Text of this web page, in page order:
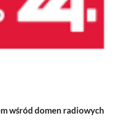
wśród domen radiowych